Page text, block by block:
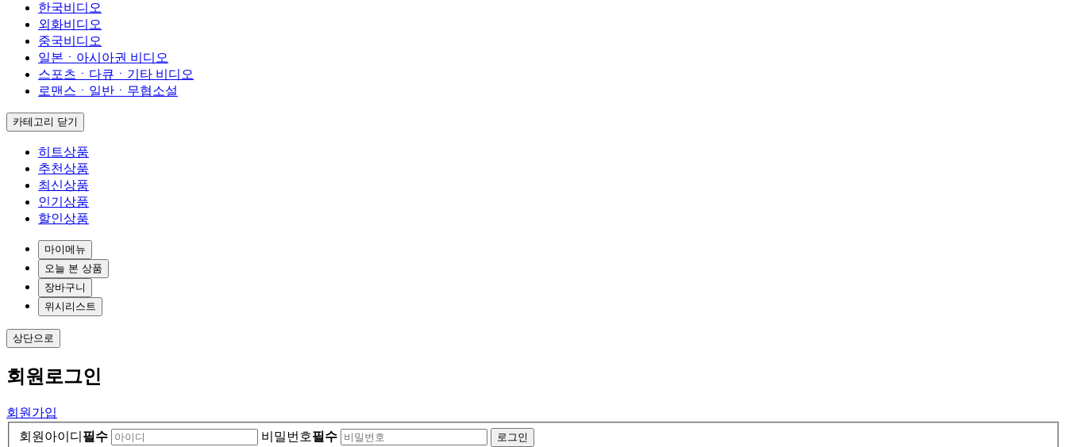
한국비디오
외화비디오
중국비디오
일본ㆍ아시아권 비디오
스포츠ㆍ다큐ㆍ기타 비디오
로맨스ㆍ일반ㆍ무협소설
카테고리 닫기
히트상품
추천상품
최신상품
인기상품
할인상품
마이메뉴
오늘 본 상품
장바구니
위시리스트
상단으로
회원 로그인
회원가입
회원아이디 필수 비밀번호필수